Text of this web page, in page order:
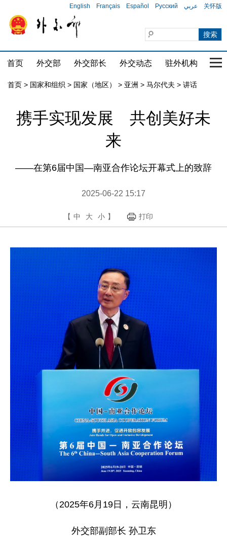
English Français Español Русский عربي 关怀版
首页 外交部 外交部长 外交动态 驻外机构 国
首页 > 国家和组织 > 国家（地区） > 亚洲 > 马尔代夫 > 讲话
携手实现发展 共创美好未
来
——在第6届中国—南亚合作论坛开幕式上的致辞
2025-06-22 15:17
【 中 大 小 】 打印
（2025年6月19日，云南昆明）
外交部副部长 孙卫东